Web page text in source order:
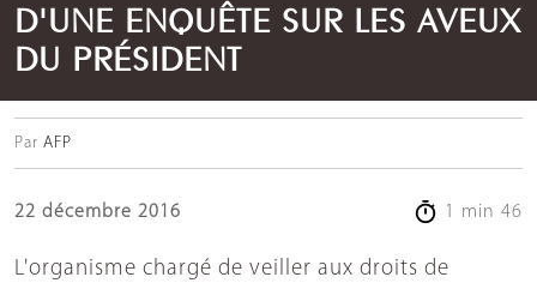
D'UNE ENQUÊTE SUR LES AVEUX
DU PRÉSIDENT
Par AFP
22 décembre 2016 1 min 46
L'organisme chargé de veiller aux droits de